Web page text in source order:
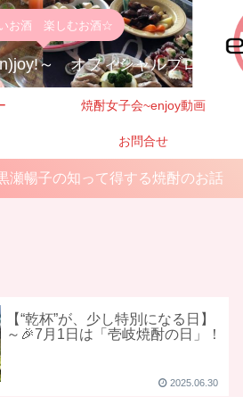
お酒 楽しむお酒☆
～ オフィシャルブログ
焼酎女子会~enjoy動画
お問合せ
瀬暢子の知って得する焼酎のお話
【“乾杯”が、少し特別になる日】
～🎉7月1日は「壱岐焼酎の日」！
2025.06.30